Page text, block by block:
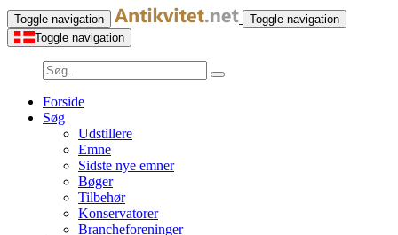
Toggle navigation
Toggle navigation
Toggle navigation
Forside
Søg
Udstillere
Emne
Sidste nye emner
Bøger
Tilbehør
Konservatorer
Brancheforeninger